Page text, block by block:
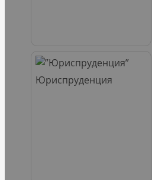
Юриспруденция